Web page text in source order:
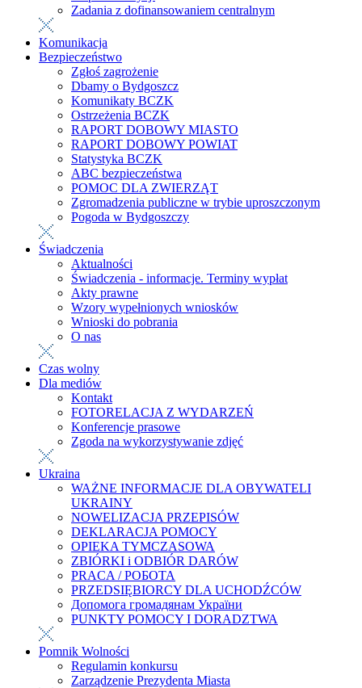
Zadania z dofinansowaniem centralnym
Komunikacja
Bezpieczeństwo
Zgłoś zagrożenie
Dbamy o Bydgoszcz
Komunikaty BCZK
Ostrzeżenia BCZK
RAPORT DOBOWY MIASTO
RAPORT DOBOWY POWIAT
Statystyka BCZK
ABC bezpieczeństwa
POMOC DLA ZWIERZĄT
Zgromadzenia publiczne w trybie uproszczonym
Pogoda w Bydgoszczy
Świadczenia
Aktualności
Świadczenia - informacje. Terminy wypłat
Akty prawne
Wzory wypełnionych wniosków
Wnioski do pobrania
O nas
Czas wolny
Dla mediów
Kontakt
FOTORELACJA Z WYDARZEŃ
Konferencje prasowe
Zgoda na wykorzystywanie zdjęć
Ukraina
WAŻNE INFORMACJE DLA OBYWATELI
UKRAINY
NOWELIZACJA PRZEPISÓW
DEKLARACJA POMOCY
OPIEKA TYMCZASOWA
ZBIÓRKI i ODBIÓR DARÓW
PRACA / РОБОТА
PRZEDSIĘBIORCY DLA UCHODŹCÓW
Допомога громадянам України
PUNKTY POMOCY I DORADZTWA
Pomnik Wolności
Regulamin konkursu
Zarządzenie Prezydenta Miasta